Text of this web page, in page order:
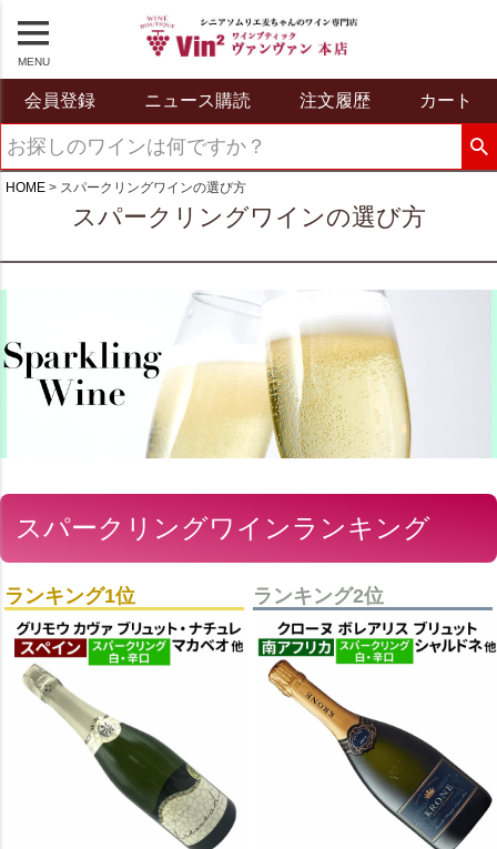
MENU
会員登録 ニュース購読 注文履歴 カート
HOME スパークリングワインの選び方
スパークリングワインの選び方
スパークリングワインランキング
ランキング1位 ランキング2位